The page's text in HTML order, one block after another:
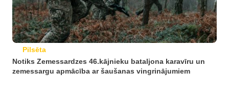
Pilsēta
Notiks Zemessardzes 46.kājnieku bataljona karavīru un
zemessargu apmācība ar šaušanas vingrinājumiem